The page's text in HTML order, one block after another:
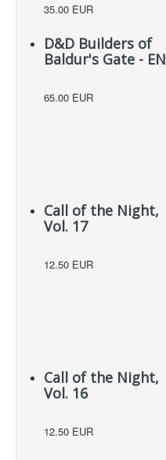
35.00 EUR
D&D Builders of
Baldur's Gate - EN
65.00 EUR
Call of the Night,
Vol. 17
12.50 EUR
Call of the Night,
Vol. 16
12.50 EUR